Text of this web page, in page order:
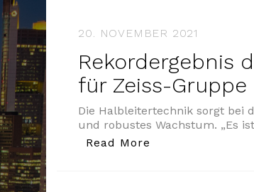
20. NOVEMBER 2021
Rekordergebnis
für Zeiss-Gruppe
Die Halbleitertechnik sorgt bei
und robustes Wachstum. „Es
Read More